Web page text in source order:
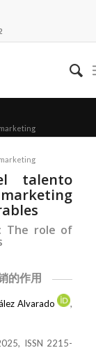
talento
The role of
的作用
Alvarado
,
ISSN 2215-